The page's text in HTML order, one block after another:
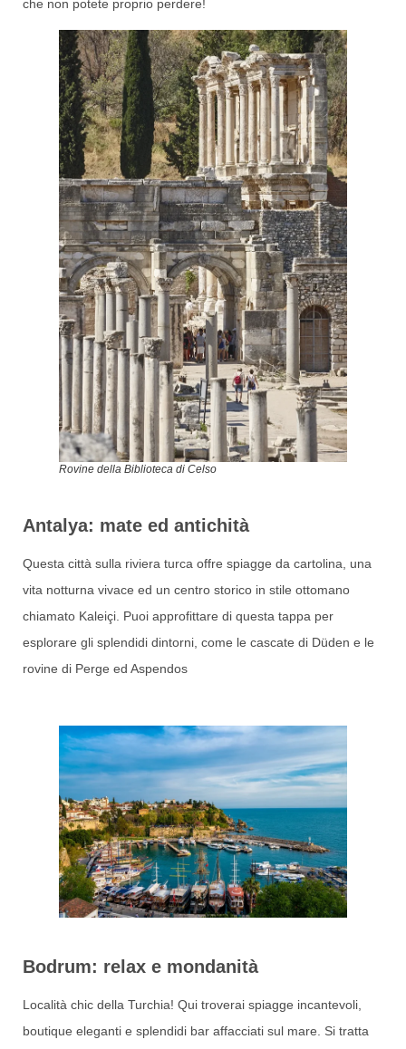
che non potete proprio perdere!
Rovine della Biblioteca di Celso
Antalya: mate ed antichità
Questa città sulla riviera turca offre spiagge da cartolina, una
vita notturna vivace ed un centro storico in stile ottomano
chiamato Kaleiçi. Puoi approfittare di questa tappa per
esplorare gli splendidi dintorni, come le cascate di Düden e le
rovine di Perge ed Aspendos
Bodrum: relax e mondanità
Località chic della Turchia! Qui troverai spiagge incantevoli,
boutique eleganti e splendidi bar affacciati sul mare. Si tratta